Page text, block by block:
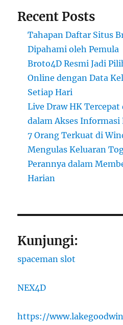
Recent Posts
Tahapan Daftar Situs
Dipahami oleh Pemula
Broto4D Resmi Jadi
Online dengan Data
Setiap Hari
Live Draw HK
dalam Akses Informasi
7 Orang Terkuat di
Mengulas Keluaran
Perannya dalam
Harian
Kunjungi:
spaceman slot
NEX4D
https://